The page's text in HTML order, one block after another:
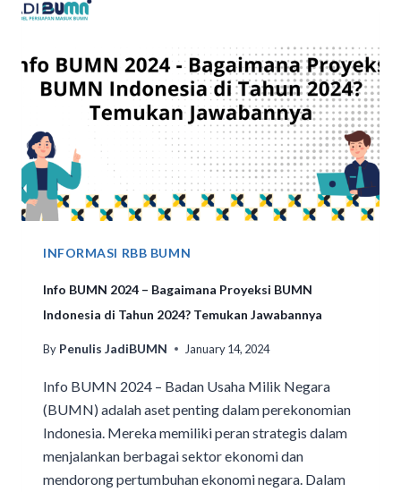
INFORMASI RBB BUMN
Info BUMN 2024 – Bagaimana Proyeksi BUMN
Indonesia di Tahun 2024? Temukan Jawabannya
By Penulis JadiBUMN January 14, 2024
Info BUMN 2024 – Badan Usaha Milik Negara
(BUMN) adalah aset penting dalam perekonomian
Indonesia. Mereka memiliki peran strategis dalam
menjalankan berbagai sektor ekonomi dan
mendorong pertumbuhan ekonomi negara. Dalam